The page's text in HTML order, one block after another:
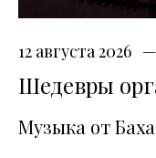
12 августа 2026
Шедевры
Музыка от